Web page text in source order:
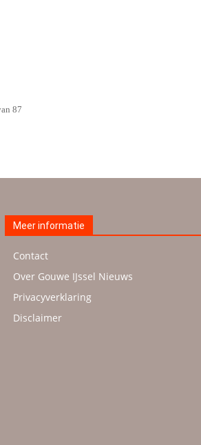
87
Meer informatie
Contact
Over Gouwe IJssel Nieuws
Privacyverklaring
Disclaimer